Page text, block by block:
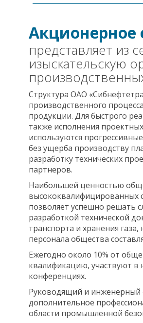
Акционерное
представляет из
изыскательскую
Структура ОАО
производственного
продукции. Для быстрого
также исполнения
используются
без ущерба производству
разработку технических
партнеров.
Наибольшей ценностью
высококвалифицированных
позволяет успешно решать
разработкой технической
транспорта и хранения
персонала общества
Ежегодно около 10% от
квалификацию, участвуют в
конференциях.
Руководящий и инженерный
дополнительное
области промышленной